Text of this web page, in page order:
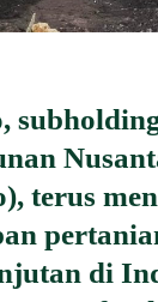
terus
di